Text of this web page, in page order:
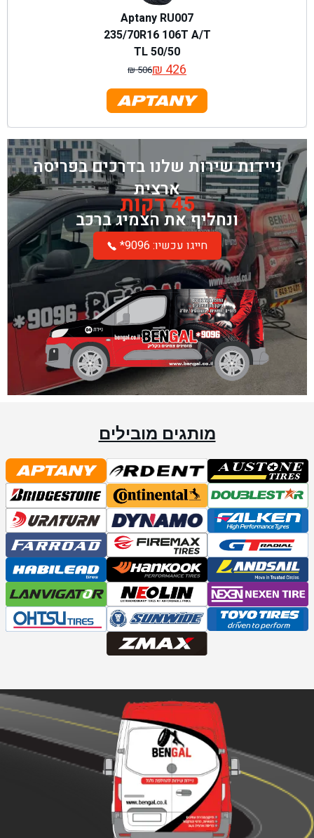
Aptany RU007
235/70R16 106T A/T
TL 50/50
₪506
המחיר
המקורי
היה:
₪ 506.
₪426 המחיר
הנוכחי
הוא:
₪ 426.
ניידות שירות שלנו בדרכים בפריסה
ארצית
45 דקות
ונחליף את הצמיג ברכב
*חייגו עכשיו: 9096
מותגים מובילים